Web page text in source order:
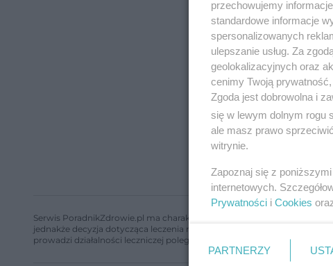
Serwis PoradnikZdrowie.pl ma charakter edukacyjny, nie stanowi i nie
jednakże decyzja dotycząca leczenia należy do lekarza. Redakcja i
prowadzi działalności leczniczej polegającej na udzielaniu świadczeń
przechowujemy
standardowe informacje
spersonalizowanych
ulepszanie usług. Za
geolokalizacyjnych oraz
cenimy Twoją
Zgoda jest dobrowolna i
się w lewym dolnym rogu
ale masz prawo
witrynie.
Zapoznaj się z
internetowych.
Prywatności i Cookies
PARTNERZY